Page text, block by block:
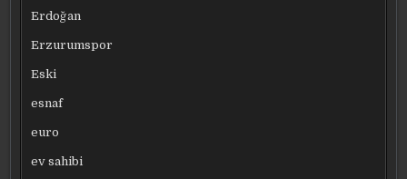
Erdoğan
Erzurumspor
Eski
esnaf
euro
ev sahibi